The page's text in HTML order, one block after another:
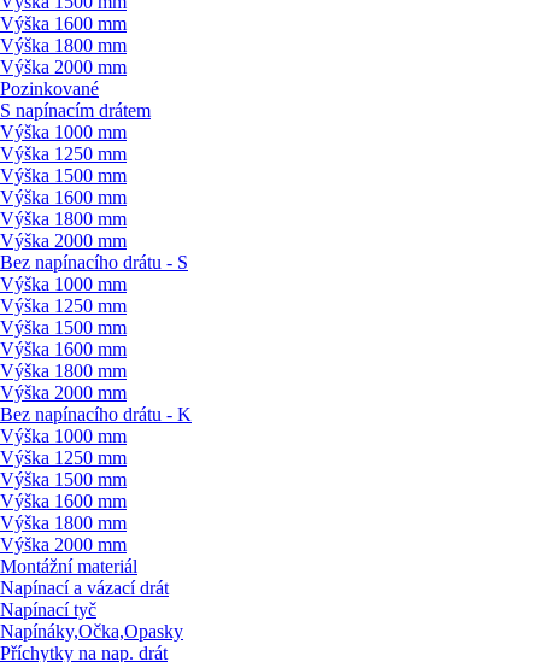
Výška 1600 mm
Výška 1800 mm
Výška 2000 mm
Pozinkované
S napínacím drátem
Výška 1000 mm
Výška 1250 mm
Výška 1500 mm
Výška 1600 mm
Výška 1800 mm
Výška 2000 mm
Bez napínacího drátu - S
Výška 1000 mm
Výška 1250 mm
Výška 1500 mm
Výška 1600 mm
Výška 1800 mm
Výška 2000 mm
Bez napínacího drátu - K
Výška 1000 mm
Výška 1250 mm
Výška 1500 mm
Výška 1600 mm
Výška 1800 mm
Výška 2000 mm
Montážní materiál
Napínací a vázací drát
Napínací tyč
Napínáky,Očka,Opasky
Příchytky na nap. drát